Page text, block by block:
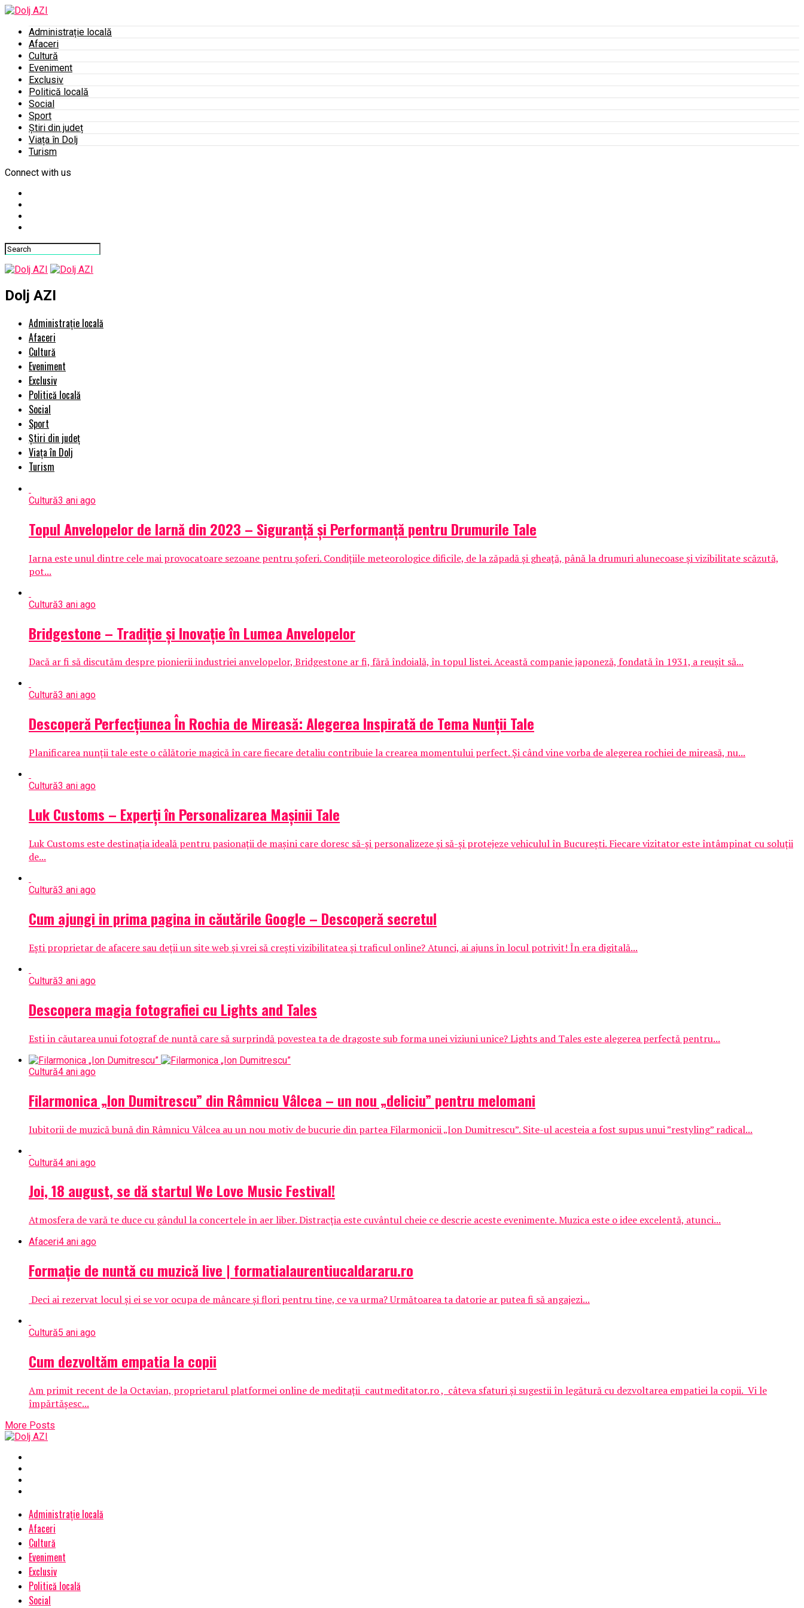
Administrație locală
Afaceri
Cultură
Eveniment
Exclusiv
Politică locală
Social
Sport
Știri din județ
Viața în Dolj
Turism
Connect with us
Dolj AZI
Administrație locală
Afaceri
Cultură
Eveniment
Exclusiv
Politică locală
Social
Sport
Știri din județ
Viața în Dolj
Turism
Cultură3 ani ago
Topul Anvelopelor de Iarnă din 2023 – Siguranță și Performanță pentru Drumurile Tale
Iarna este unul dintre cele mai provocatoare sezoane pentru șoferi. Condițiile meteorologice dificile, de la zăpadă și gheață, până la drumuri alunecoase și vizibilitate scăzută,
pot...
Cultură3 ani ago
Bridgestone – Tradiție și Inovație în Lumea Anvelopelor
Dacă ar fi să discutăm despre pionierii industriei anvelopelor, Bridgestone ar fi, fără îndoială, în topul listei. Această companie japoneză, fondată în 1931, a reușit să...
Cultură3 ani ago
Descoperă Perfecțiunea În Rochia de Mireasă: Alegerea Inspirată de Tema Nunții Tale
Planificarea nunții tale este o călătorie magică în care fiecare detaliu contribuie la crearea momentului perfect. Și când vine vorba de alegerea rochiei de mireasă, nu...
Cultură3 ani ago
Luk Customs – Experți în Personalizarea Mașinii Tale
Luk Customs este destinația ideală pentru pasionații de mașini care doresc să-și personalizeze și să-și protejeze vehiculul în București. Fiecare vizitator este întâmpinat cu soluții
de...
Cultură3 ani ago
Cum ajungi in prima pagina in căutările Google – Descoperă secretul
Ești proprietar de afacere sau deții un site web și vrei să crești vizibilitatea și traficul online? Atunci, ai ajuns în locul potrivit! În era digitală...
Cultură3 ani ago
Descopera magia fotografiei cu Lights and Tales
Esti in căutarea unui fotograf de nuntă care să surprindă povestea ta de dragoste sub forma unei viziuni unice? Lights and Tales este alegerea perfectă pentru...
Cultură4 ani ago
Filarmonica „Ion Dumitrescu” din Râmnicu Vâlcea – un nou „deliciu” pentru melomani
Iubitorii de muzică bună din Râmnicu Vâlcea au un nou motiv de bucurie din partea Filarmonicii „Ion Dumitrescu”. Site-ul acesteia a fost supus unui ”restyling” radical...
Cultură4 ani ago
Joi, 18 august, se dă startul We Love Music Festival!
Atmosfera de vară te duce cu gândul la concertele în aer liber. Distracţia este cuvântul cheie ce descrie aceste evenimente. Muzica este o idee excelentă, atunci...
Afaceri4 ani ago
Formație de nuntă cu muzică live | formatialaurentiucaldararu.ro
Deci ai rezervat locul și ei se vor ocupa de mâncare și flori pentru tine, ce va urma? Următoarea ta datorie ar putea fi să angajezi...
Cultură5 ani ago
Cum dezvoltăm empatia la copii
Am primit recent de la Octavian, proprietarul platformei online de meditații cautmeditator.ro , câteva sfaturi și sugestii în legătură cu dezvoltarea empatiei la copii. Vi le
împărtășesc...
More Posts
Administrație locală
Afaceri
Cultură
Eveniment
Exclusiv
Politică locală
Social